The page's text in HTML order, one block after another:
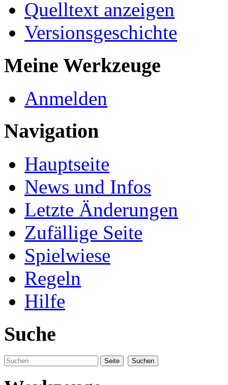
Quelltext anzeigen
Versionsgeschichte
Meine Werkzeuge
Anmelden
Navigation
Hauptseite
News und Infos
Letzte Änderungen
Zufällige Seite
Spielwiese
Regeln
Hilfe
Suche